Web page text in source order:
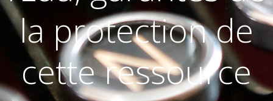
la protection de
cette ressource